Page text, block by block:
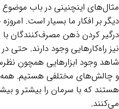
مثال‌های اینچنینی در باب موضوع
دیگر بر افکار ما بسیار است.
درگیر کردن ذهن مصرف‌کنندگان
نیز راه‌کارهایی وجود دارند. حتی
شاهد وجود ابزارهایی همچون
و چالش‌های مختلفی هستیم. همه
هستند که با سرمان را بیشتر و
می‌کنند.